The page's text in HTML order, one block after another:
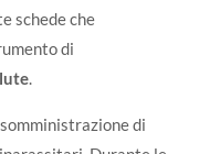
schede che
di
.
di